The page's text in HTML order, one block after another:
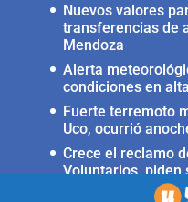
Nuevos valores
transferencias de
Mendoza
Alerta
condiciones en
Fuerte terremoto
Uco, ocurrió
Crece el reclamo
Voluntarios, piden